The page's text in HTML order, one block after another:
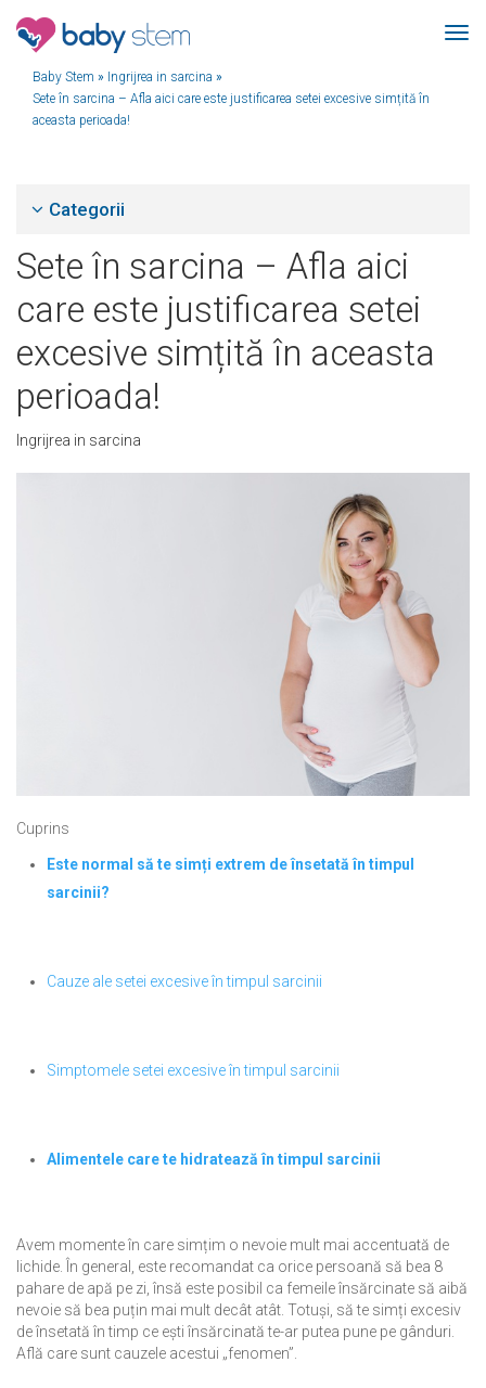
Baby Stem » Ingrijrea in sarcina »
Sete în sarcina – Afla aici care este justificarea setei excesive simțită în
aceasta perioada!
Categorii
Sete în sarcina – Afla aici
care este justificarea setei
excesive simțită în aceasta
perioada!
Ingrijrea in sarcina
Cuprins
Este normal să te simți extrem de însetată în timpul
sarcinii?
Cauze ale setei excesive în timpul sarcinii
Simptomele setei excesive în timpul sarcinii
Alimentele care te hidratează în timpul sarcinii
Avem momente în care simțim o nevoie mult mai accentuată de
lichide. În general, este recomandat ca orice persoană să bea 8
pahare de apă pe zi, însă este posibil ca femeile însărcinate să aibă
nevoie să bea puțin mai mult decât atât. Totuși, să te simți excesiv
de însetată în timp ce ești însărcinată te-ar putea pune pe gânduri.
Află care sunt cauzele acestui „fenomen”.